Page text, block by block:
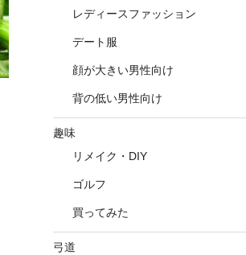
レディースファッション
デート服
顔が大きい男性向け
背の低い男性向け
趣味
リメイク・DIY
ゴルフ
買ってみた
弓道